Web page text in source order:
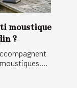
moustique
?